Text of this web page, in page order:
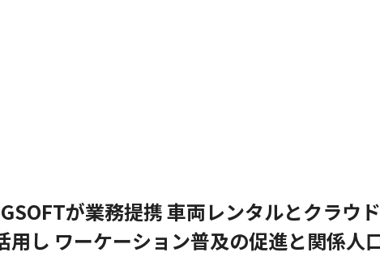
が業務提携 車両レンタルとクラウ
し ワーケーション普及の促進と関係人